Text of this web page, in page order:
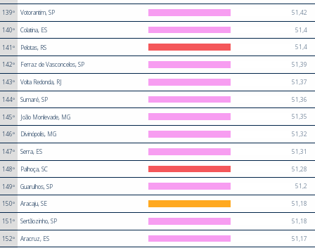
139º Votorantim, SP 51,42
140º Colatina, ES 51,4
141º Pelotas, RS 51,4
142º Ferraz de Vasconcelos, SP 51,39
143º Volta Redonda, RJ 51,37
144º Sumaré, SP 51,36
145º João Monlevade, MG 51,35
146º Divinópolis, MG 51,32
147º Serra, ES 51,31
148º Palhoça, SC 51,28
149º Guarulhos, SP 51,2
150º Aracaju, SE 51,18
151º Sertãozinho, SP 51,18
152º Aracruz, ES 51,17